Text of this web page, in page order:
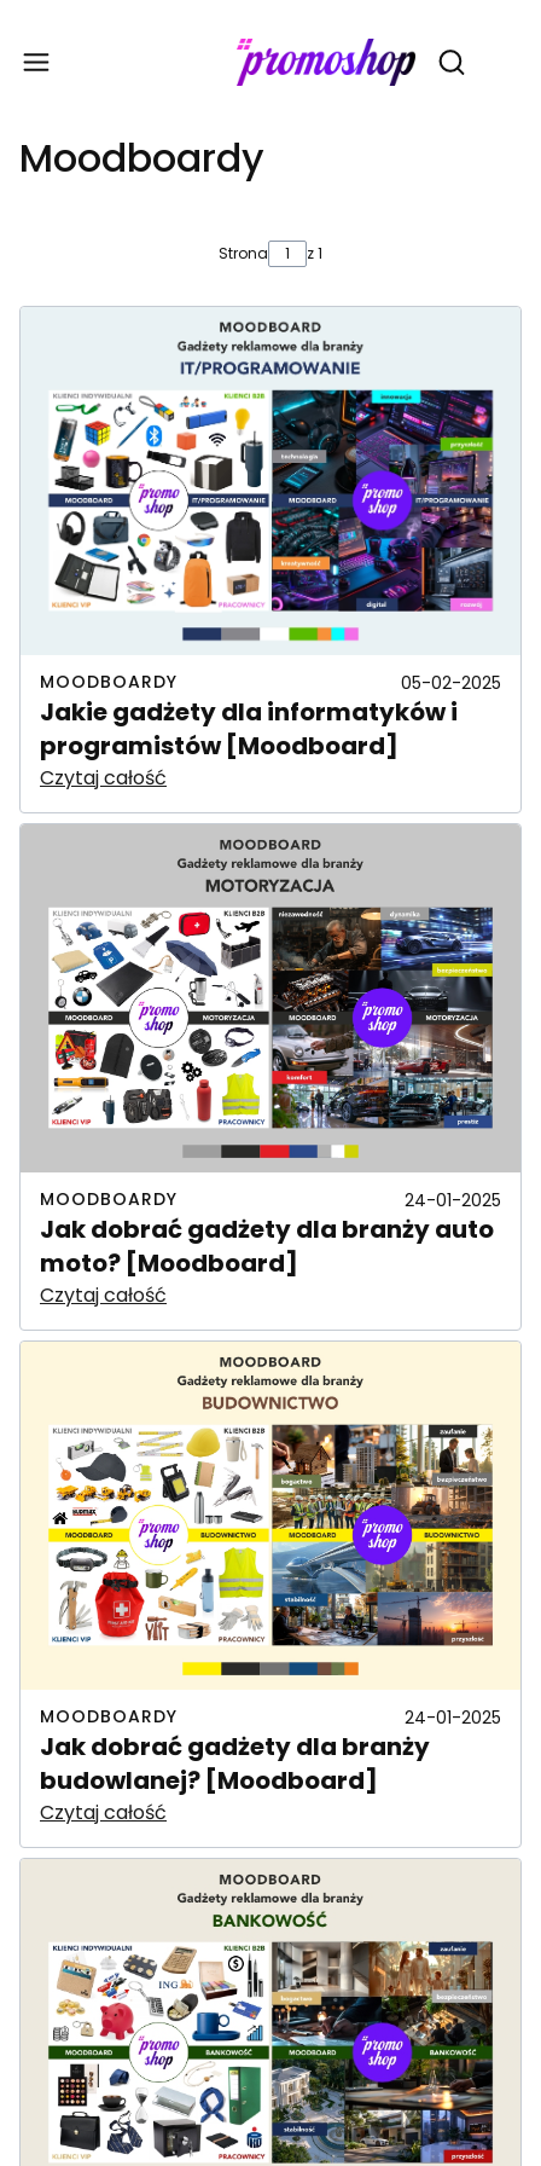
Otwórz
Moodboardy
Strona z 1
MOODBOARDY 05-02-2025
Jakie gadżety dla informatyków i
programistów [Moodboard]
Czytaj całość
MOODBOARDY 24-01-2025
Jak dobrać gadżety dla branży auto
moto? [Moodboard]
Czytaj całość
MOODBOARDY 24-01-2025
Jak dobrać gadżety dla branży
budowlanej? [Moodboard]
Czytaj całość